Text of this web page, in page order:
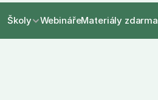
Školy WebinářeMateriály zdarma